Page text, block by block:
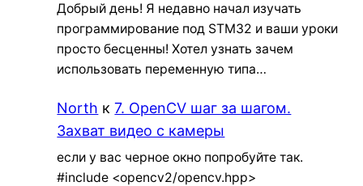
Добрый день! Я недавно начал изучать
программирование под STM32 и ваши уроки
просто бесценны! Хотел узнать зачем
использовать переменную типа…
North к7. OpenCV шаг за шагом.
Захват видео с камеры
если у вас черное окно попробуйте так.
#include <opencv2/opencv.hpp>